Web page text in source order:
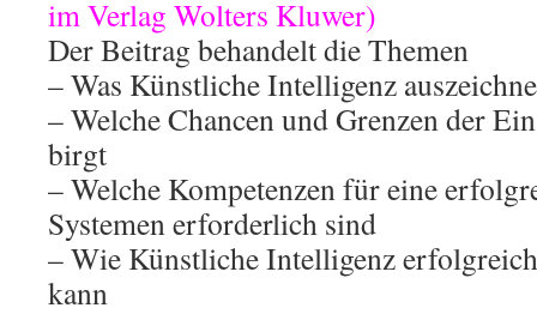
im Verlag Wolters Kluwer)
Der Beitrag behandelt die Themen
– Was Künstliche Intelligenz
– Welche Chancen und Grenzen der
birgt
– Welche Kompetenzen für eine
Systemen erforderlich sind
– Wie Künstliche Intelligenz
kann